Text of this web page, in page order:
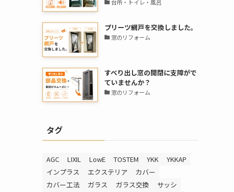
台所・トイレ・風呂
プリーツ網戸を交換しました。
窓のリフォーム
すべり出し窓の開閉に支障がで
ていませんか？
窓のリフォーム
タグ
AGC LIXIL LowE TOSTEM YKK
YKKAP
インプラス
エクステリア
カバー
カバー工法
ガラス ガラス交換
サッシ